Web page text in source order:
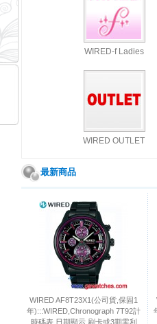
WIRED-f Ladies
WIRED OUTLET
最新商品
WIRED AF8T23X1(公司貨,保固1
年):::WIRED,Chronograph 7T92計
時碼表,日期顯示,刷卡或3期零利